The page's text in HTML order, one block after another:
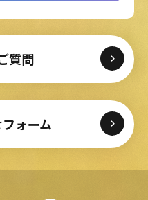
質問
ォーム